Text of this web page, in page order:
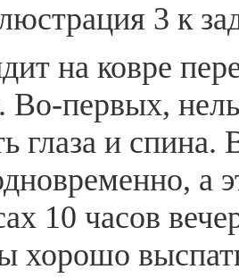
3 к
на ковре
пер­вых,
глаза и
а
10 часов
хо­ро­шо